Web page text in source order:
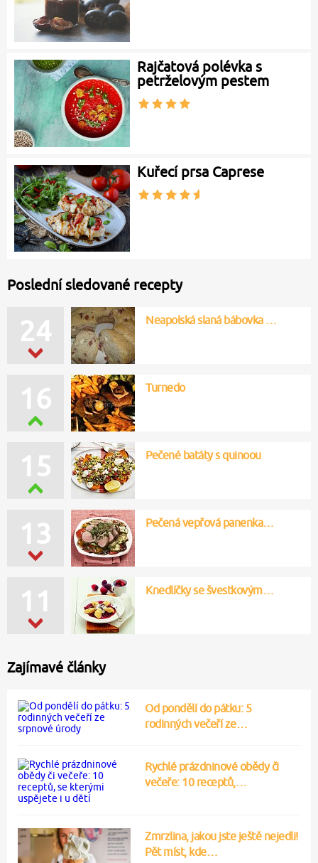
Rajčatová polévka s
petrželovým pestem
Kuřecí prsa Caprese
Poslední sledované recepty
24 Neapolská slaná bábovka …
13 Pečená vepřová panenka…
16 Turnedo
15 Pečené batáty s quinoou
11 Knedlíčky se švestkovým…
Zajímavé články
Od pondělí do pátku: 5
rodinných večeří ze…
Rychlé prázdninové obědy či
večeře: 10 receptů,…
Zmrzlina, jakou jste ještě nejedli!
Pět míst, kde…